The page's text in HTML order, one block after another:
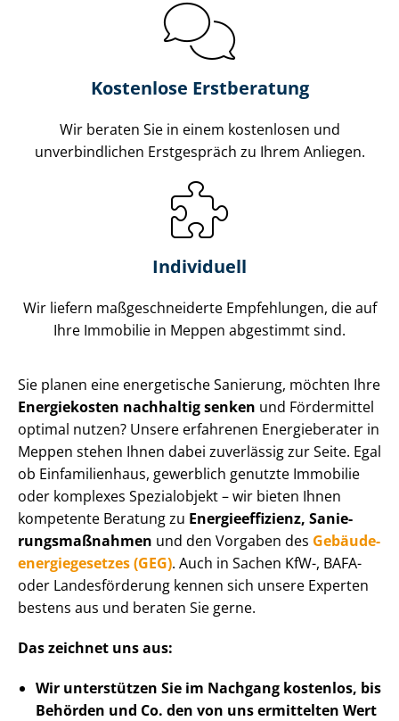
Kostenlose Erstberatung
Wir beraten Sie in einem kostenlosen und
unverbindlichen Erstgespräch zu Ihrem Anliegen.
Individuell
Wir liefern maß­ge­schnei­der­te Empfehlungen, die auf
Ihre Immobilie in Meppen abgestimmt sind.
Sie planen eine energetische Sanierung, möchten Ihre
Energiekosten nachhaltig senken und Fördermittel
optimal nutzen? Unsere erfahrenen Energieberater in
Meppen stehen Ihnen dabei zuverlässig zur Seite. Egal
ob Einfamilienhaus, gewerblich genutzte Immobilie
oder komplexes Spezialobjekt – wir bieten Ihnen
kompetente Beratung zu En­er­gie­ef­fi­zi­enz, Sa­nie­
rungs­maß­nah­men und den Vorgaben des Ge­bäu­de­
en­er­gie­ge­set­zes (GEG). Auch in Sachen KfW-, BAFA-
oder Landesförderung kennen sich unsere Experten
bestens aus und beraten Sie gerne.
Das zeichnet uns aus:
Wir unterstützen Sie im Nachgang kostenlos, bis
Behörden und Co. den von uns ermittelten Wert